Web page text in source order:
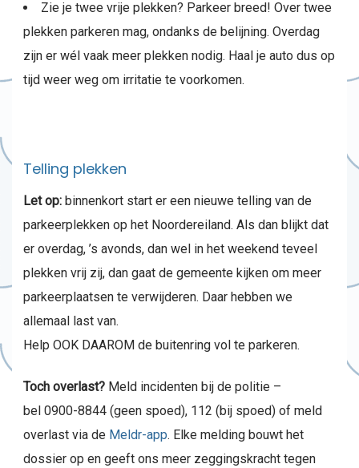
Zie je twee vrije plekken? Parkeer breed! Over twee
plekken parkeren mag, ondanks de belijning. Overdag
zijn er wél vaak meer plekken nodig. Haal je auto dus op
tijd weer weg om irritatie te voorkomen.
Telling plekken
Let op: binnenkort start er een nieuwe telling van de
parkeerplekken op het Noordereiland. Als dan blijkt dat
er overdag, ’s avonds, dan wel in het weekend teveel
plekken vrij zij, dan gaat de gemeente kijken om meer
parkeerplaatsen te verwijderen. Daar hebben we
allemaal last van.
Help OOK DAAROM de buitenring vol te parkeren.
Toch overlast? Meld incidenten bij de politie –
bel 0900-8844 (geen spoed), 112 (bij spoed) of meld
overlast via de Meldr-app. Elke melding bouwt het
dossier op en geeft ons meer zeggingskracht tegen